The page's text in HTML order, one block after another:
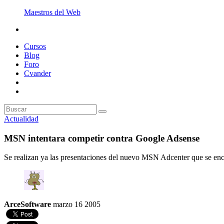
Maestros del Web
Cursos
Blog
Foro
Cvander
Actualidad
MSN intentara competir contra Google Adsense
Se realizan ya las presentaciones del nuevo MSN Adcenter que se
ArceSoftware marzo 16 2005